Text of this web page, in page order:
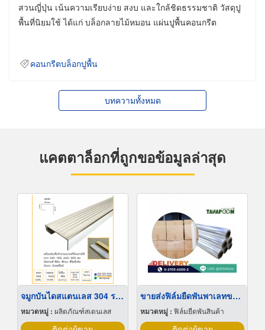
สวนญี่ปุ่น เน้นความเรียบง่าย สงบ และใกล้ชิดธรรมชาติ วัสดุปู
พื้นที่นิยมใช้ ได้แก่ บล็อกลายไม้หมอน แผ่นปูพื้นคอนกรีต
คอนกรีตบล็อกปูพื้น
บทความทั้งหมด
แคตตาล็อกที่ถูกขอข้อมูลล่าสุด
จมูกบันไดสแตนเลส 304 ราคาโรงงาน
หมวดหมู่ : ผลิตภัณฑ์สเตนเลส
ขายส่งฟิล์มยืดพันพาเลทขนาดพันด้วยมือ Hand wrap
หมวดหมู่ : ฟิล์มยืดพันสินค้า